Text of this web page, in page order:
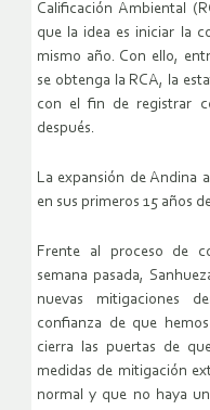
Calificación Ambiental
que la idea es iniciar la
mismo año. Con ello,
se obtenga la RCA, la
con el fin de registrar
después.
La expansión de Andina
en sus primeros 15 años
Frente al proceso de
semana pasada,
nuevas mitigaciones
confianza de que
cierra las puertas de
medidas de mitigación
normal y que no haya